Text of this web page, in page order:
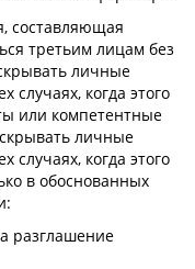
составляющая
третьим лицам без
личные
когда этого
или компетентные
личные
когда этого
в обоснованных
разглашение